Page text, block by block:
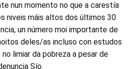
nun momento no que a carestía
niveis máis altos dos últimos 30
un número moi importante de
deles/as incluso con estudos
limiar da pobreza a pesar de
Sío.